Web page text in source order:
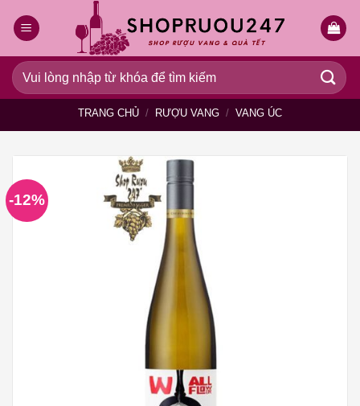
qua
dung
Tìm
kiếm:
TRANG CHỦ / RƯỢU VANG / VANG ÚC
-12%